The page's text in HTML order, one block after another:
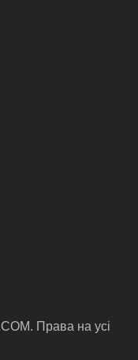
Права на усі